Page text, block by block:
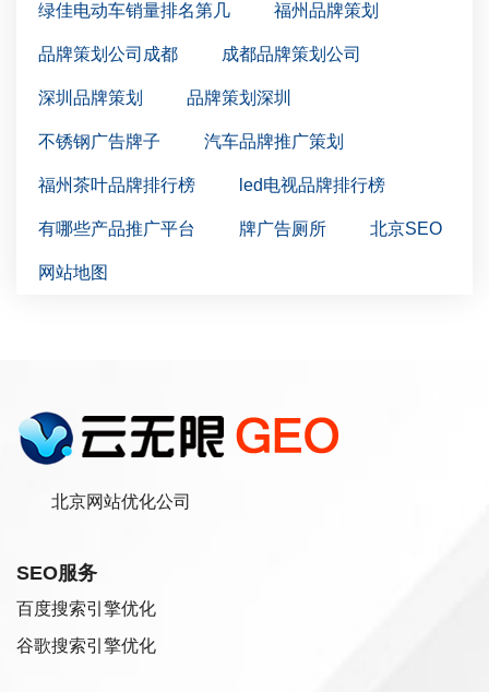
绿佳电动车销量排名第几 福州品牌策划
品牌策划公司成都 成都品牌策划公司
深圳品牌策划 品牌策划深圳
不锈钢广告牌子 汽车品牌推广策划
福州茶叶品牌排行榜 led电视品牌排行榜
有哪些产品推广平台 牌广告厕所 北京SEO
网站地图
北京网站优化公司
SEO服务
百度搜索引擎优化
谷歌搜索引擎优化